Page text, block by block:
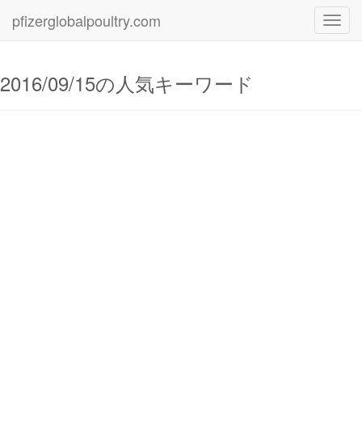
pfizerglobalpoultry.com
2016/09/15の人気キーワード